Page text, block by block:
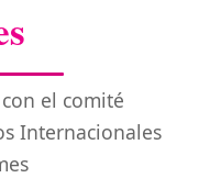
el comité
Internacionales